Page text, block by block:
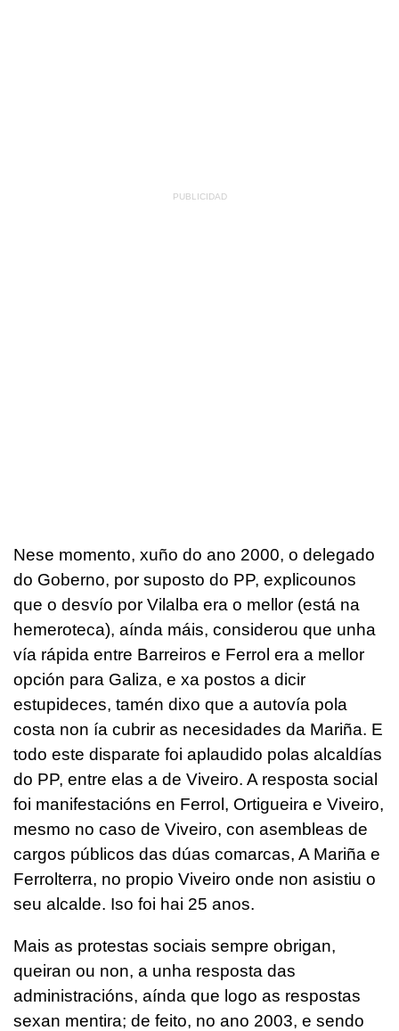
Nese momento, xuño do ano 2000, o delegado
do Goberno, por suposto do PP, explicounos
que o desvío por Vilalba era o mellor (está na
hemeroteca), aínda máis, considerou que unha
vía rápida entre Barreiros e Ferrol era a mellor
opción para Galiza, e xa postos a dicir
estupideces, tamén dixo que a autovía pola
costa non ía cubrir as necesidades da Mariña. E
todo este disparate foi aplaudido polas alcaldías
do PP, entre elas a de Viveiro. A resposta social
foi manifestacións en Ferrol, Ortigueira e Viveiro,
mesmo no caso de Viveiro, con asembleas de
cargos públicos das dúas comarcas, A Mariña e
Ferrolterra, no propio Viveiro onde non asistiu o
seu alcalde. Iso foi hai 25 anos.
Mais as protestas sociais sempre obrigan,
queiran ou non, a unha resposta das
administracións, aínda que logo as respostas
sexan mentira; de feito, no ano 2003, e sendo